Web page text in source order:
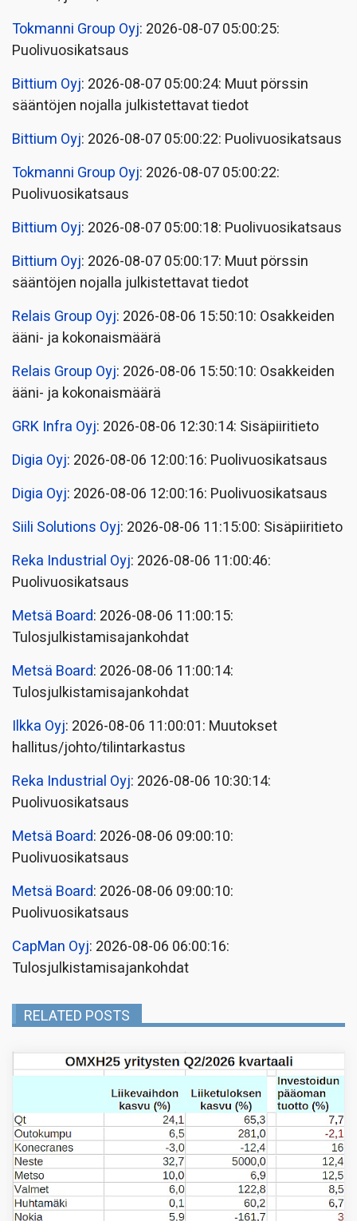
Tokmanni Group Oyj: 2026-08-07 05:00:25:
Puolivuosikatsaus
Bittium Oyj: 2026-08-07 05:00:24: Muut pörssin
sääntöjen nojalla julkistettavat tiedot
Bittium Oyj: 2026-08-07 05:00:22: Puolivuosikatsaus
Tokmanni Group Oyj: 2026-08-07 05:00:22:
Puolivuosikatsaus
Bittium Oyj: 2026-08-07 05:00:18: Puolivuosikatsaus
Bittium Oyj: 2026-08-07 05:00:17: Muut pörssin
sääntöjen nojalla julkistettavat tiedot
Relais Group Oyj: 2026-08-06 15:50:10: Osakkeiden
ääni- ja kokonaismäärä
Relais Group Oyj: 2026-08-06 15:50:10: Osakkeiden
ääni- ja kokonaismäärä
GRK Infra Oyj: 2026-08-06 12:30:14: Sisäpiiritieto
Digia Oyj: 2026-08-06 12:00:16: Puolivuosikatsaus
Digia Oyj: 2026-08-06 12:00:16: Puolivuosikatsaus
Siili Solutions Oyj: 2026-08-06 11:15:00: Sisäpiiritieto
Reka Industrial Oyj: 2026-08-06 11:00:46:
Puolivuosikatsaus
Metsä Board: 2026-08-06 11:00:15:
Tulosjulkistamisajankohdat
Metsä Board: 2026-08-06 11:00:14:
Tulosjulkistamisajankohdat
Ilkka Oyj: 2026-08-06 11:00:01: Muutokset
hallitus/johto/tilintarkastus
Reka Industrial Oyj: 2026-08-06 10:30:14:
Puolivuosikatsaus
Metsä Board: 2026-08-06 09:00:10:
Puolivuosikatsaus
Metsä Board: 2026-08-06 09:00:10:
Puolivuosikatsaus
CapMan Oyj: 2026-08-06 06:00:16:
Tulosjulkistamisajankohdat
RELATED POSTS